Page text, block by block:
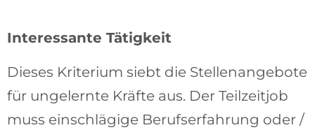
Interessante Tätigkeit
Dieses Kriterium siebt die Stellenangebote
für ungelernte Kräfte aus. Der Teilzeitjob
muss einschlägige Berufserfahrung oder /